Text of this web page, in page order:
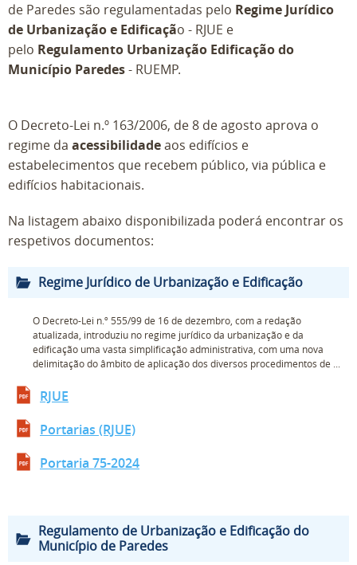
de Paredes são regulamentadas pelo Regime Jurídico
de Urbanização e Edificação - RJUE e
pelo Regulamento Urbanização Edificação do
Município Paredes- RUEMP.
O Decreto-Lei n.º 163/2006, de 8 de agosto aprova o
regime da acessibilidadeaos edifícios e
estabelecimentos que recebem público, via pública e
edifícios habitacionais.
Na listagem abaixo disponibilizada poderá encontrar os
respetivos documentos:
Regime Jurídico de Urbanização e Edificação
O Decreto-Lei n.º 555/99 de 16 de dezembro, com a redação
atualizada, introduziu no regime jurídico da urbanização e da
edificação uma vasta simplificação administrativa, com uma nova
delimitação do âmbito de aplicação dos diversos procedimentos de ...
RJUE
Portarias (RJUE)
Portaria 75-2024
Regulamento de Urbanização e Edificação do
Município de Paredes